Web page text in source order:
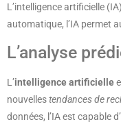
L’intelligence artificielle
automatique, l’IA permet
L’analyse
L’intelligence artificielle
nouvellestendances de
données, l’IA est capable